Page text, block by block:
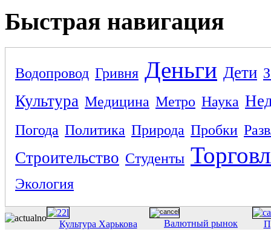
Быстрая навигация
Водопровод Гривня Деньги Дети
Культура Медицина Метро Наука
Погода Политика Природа Пробки
Строительство Студенты
Экология
Культура Харькова Валютный рынок